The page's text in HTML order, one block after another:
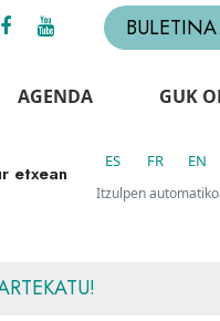
AGENDA GUK
etxean
ES FR EN
Itzulpen